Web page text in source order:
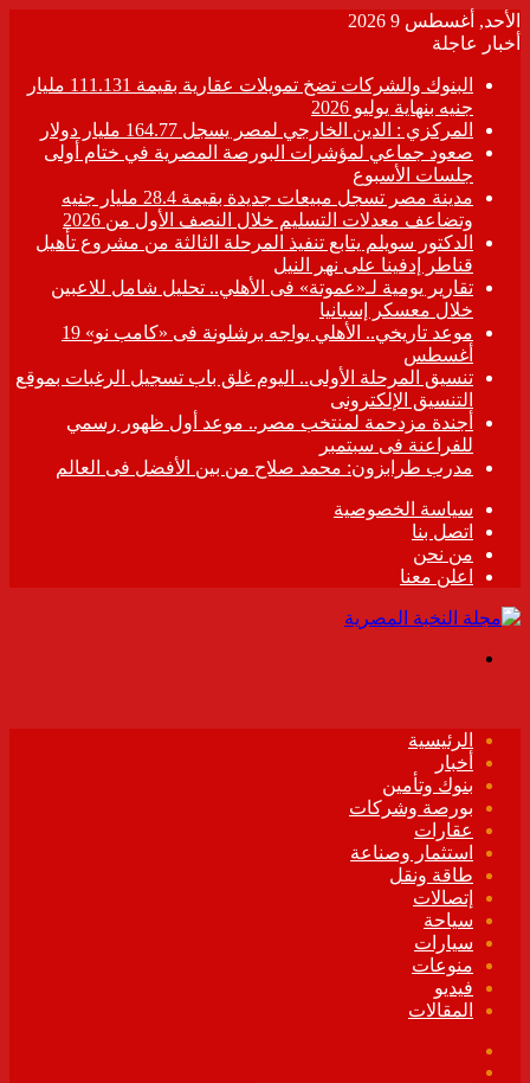
الأحد, أغسطس 9 2026
أخبار عاجلة
البنوك والشركات تضخ تمويلات عقارية بقيمة 111.131 مليار
جنيه بنهاية يوليو 2026
المركزي : الدين الخارجي لمصر يسجل 164.77 مليار دولار
صعود جماعي لمؤشرات البورصة المصرية في ختام أولى
جلسات الأسبوع
مدينة مصر تسجل مبيعات جديدة بقيمة 28.4 مليار جنيه
وتضاعف معدلات التسليم خلال النصف الأول من 2026
الدكتور سويلم يتابع تنفيذ المرحلة الثالثة من مشروع تأهيل
قناطر إدفينا على نهر النيل
تقارير يومية لـ«عموتة» فى الأهلي.. تحليل شامل للاعبين
خلال معسكر إسبانيا
موعد تاريخي.. الأهلي يواجه برشلونة فى «كامب نو» 19
أغسطس
تنسيق المرحلة الأولى.. اليوم غلق باب تسجيل الرغبات بموقع
التنسيق الإلكترونى
أجندة مزدحمة لمنتخب مصر.. موعد أول ظهور رسمي
للفراعنة فى سبتمبر
مدرب طرابزون: محمد صلاح من بين الأفضل فى العالم
سياسة الخصوصية
اتصل بنا
من نحن
اعلن معنا
الرئيسية
أخبار
بنوك وتأمين
بورصة وشركات
عقارات
استثمار وصناعة
طاقة ونقل
إتصالات
سياحة
سيارات
منوعات
فيديو
المقالات